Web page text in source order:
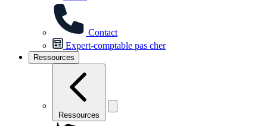
Contact
Expert-comptable pas cher
Ressources
Ressources